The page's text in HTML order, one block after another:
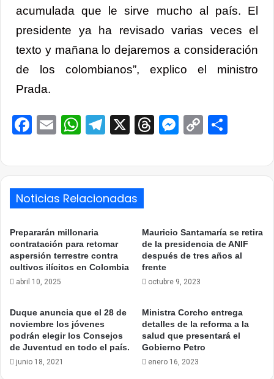
acumulada que le sirve mucho al país. El
presidente ya ha revisado varias veces el
texto y mañana lo dejaremos a consideración
de los colombianos”, explico el ministro
Prada.
Facebook
EmailWhatsApp
Telegram
X ThreadsCopy
Noticias Relacionadas
Prepararán millonaria
contratación para retomar
aspersión terrestre contra
cultivos ilícitos en Colombia
abril 10, 2025
Mauricio Santamaría se retira
de la presidencia de ANIF
después de tres años al
frente
octubre 9, 2023
Duque anuncia que el 28 de
noviembre los jóvenes
podrán elegir los Consejos
de Juventud en todo el país.
junio 18, 2021
Ministra Corcho entrega
detalles de la reforma a la
salud que presentará el
Gobierno Petro
enero 16, 2023